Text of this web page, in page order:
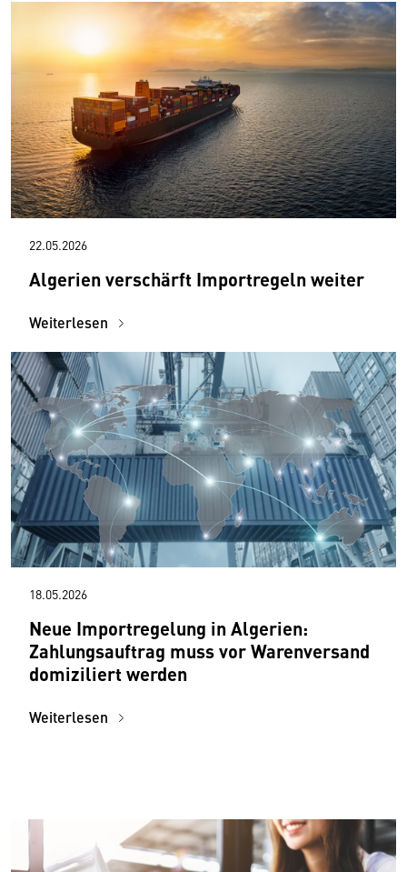
22.05.2026
Algerien verschärft Importregeln weiter
Weiterlesen
18.05.2026
Neue Importregelung in Algerien:
Zahlungsauftrag muss vor Warenversand
domiziliert werden
Weiterlesen